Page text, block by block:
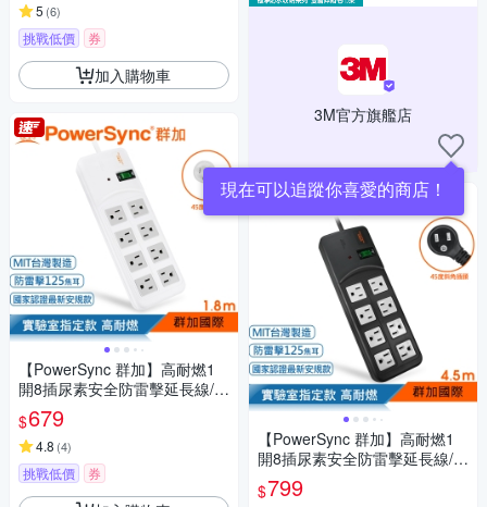
5 (6)
挑戰低價 券
加入購物車
【PowerSync 群加】高耐燃1
開8插尿素安全防雷擊延長線/1.
8m(TPS318TN9018)
$679
4.8 (4)
挑戰低價 券
3M官方旗艦店
現在可以追蹤你喜愛的商店！
【PowerSync 群加】高耐燃1
開8插尿素安全防雷擊延長線/黑
色/4.5m(TPS318TN0045)
$799